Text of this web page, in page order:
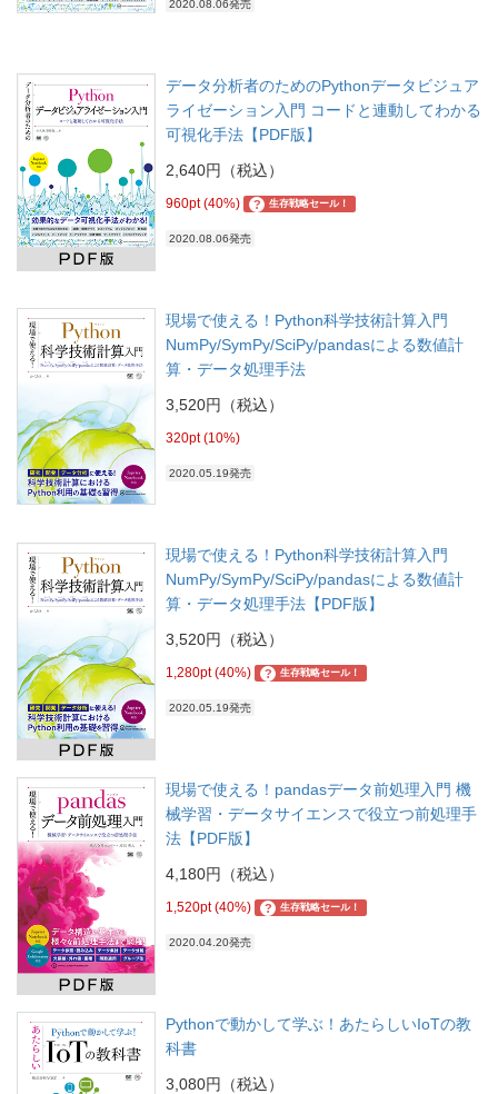
2020.08.06発売
データ分析者のためのPythonデータビジュア
ライゼーション入門 コードと連動してわかる
可視化手法【PDF版】
2,640円（税込）
960pt (40%) ? 生存戦略セール！
2020.08.06発売
現場で使える！Python科学技術計算入門
NumPy/SymPy/SciPy/pandasによる数値計
算・データ処理手法
3,520円（税込）
320pt (10%)
2020.05.19発売
現場で使える！Python科学技術計算入門
NumPy/SymPy/SciPy/pandasによる数値計
算・データ処理手法【PDF版】
3,520円（税込）
1,280pt (40%) ? 生存戦略セール！
2020.05.19発売
現場で使える！pandasデータ前処理入門 機
械学習・データサイエンスで役立つ前処理手
法【PDF版】
4,180円（税込）
1,520pt (40%) ? 生存戦略セール！
2020.04.20発売
Pythonで動かして学ぶ！あたらしいIoTの教
科書
3,080円（税込）